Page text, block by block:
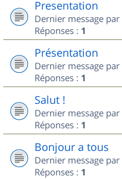
Presentation
Dernier message par
Réponses : 1
Présentation
Dernier message par
Réponses : 1
Salut !
Dernier message par
Réponses : 1
Bonjour a tous
Dernier message par
Réponses : 1